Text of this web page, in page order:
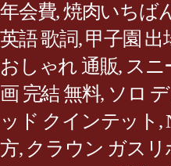
年会費,焼肉いちば
英語 歌詞,甲子園 出
おしゃれ 通販, スニ
画 完結 無料, ソロ
ッド クインテット ,
方, クラウン ガス